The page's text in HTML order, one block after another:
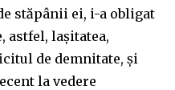
stăpânii ei, i-a obligat
astfel, lașitatea,
de demnitate, și
la vedere